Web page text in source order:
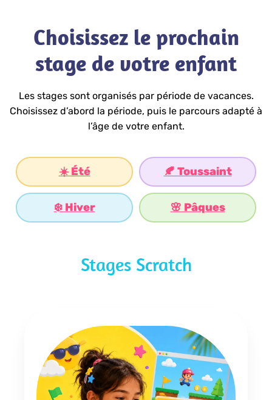
Choisissez le prochain
stage de votre enfant
Les stages sont organisés par période de vacances.
Choisissez d’abord la période, puis le parcours adapté à
l’âge de votre enfant.
☀️ Été 🍂 Toussaint
❄️ Hiver 🌸 Pâques
Stages Scratch